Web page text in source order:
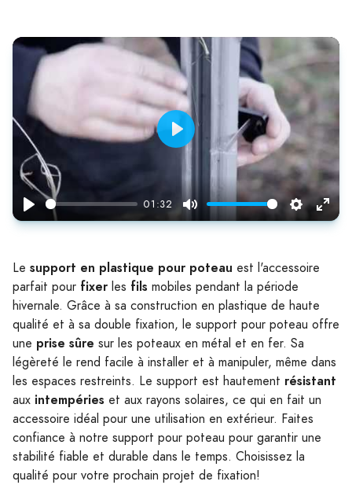
Play
01:32
Mute Settings
Enter
Play
Le support en plastique pour poteau est l'accessoire
parfait pour fixer les fils mobiles pendant la période
hivernale. Grâce à sa construction en plastique de haute
qualité et à sa double fixation, le support pour poteau offre
une prise sûre sur les poteaux en métal et en fer. Sa
légèreté le rend facile à installer et à manipuler, même dans
les espaces restreints. Le support est hautement résistant
aux intempéries et aux rayons solaires, ce qui en fait un
accessoire idéal pour une utilisation en extérieur. Faites
confiance à notre support pour poteau pour garantir une
stabilité fiable et durable dans le temps. Choisissez la
qualité pour votre prochain projet de fixation!